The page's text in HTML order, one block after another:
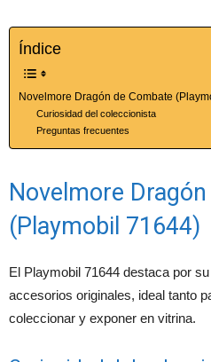
Índice
Novelmore Dragón de Combate
Curiosidad del coleccionista
Preguntas frecuentes
Novelmore
(Playmobil 71644)
El Playmobil 71644 destaca por
accesorios originales, ideal tanto
coleccionar y exponer en vitrina.